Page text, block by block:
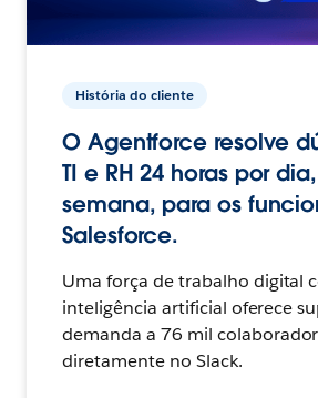
História do cliente
O Agentforce resolve
TI e RH 24 horas por
semana, para os
Salesforce.
Uma força de trabalho digital
inteligência artificial oferece
demanda a 76 mil
diretamente no Slack.